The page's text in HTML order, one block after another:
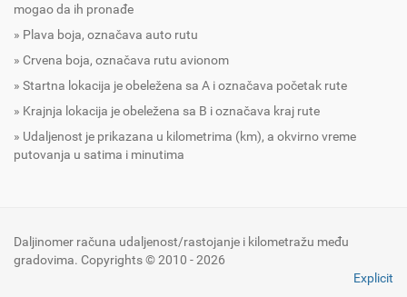
mogao da ih pronađe
Plava boja, označava auto rutu
Crvena boja, označava rutu avionom
Startna lokacija je obeležena sa A i označava početak rute
Krajnja lokacija je obeležena sa B i označava kraj rute
Udaljenost je prikazana u kilometrima (km), a okvirno vreme
putovanja u satima i minutima
Daljinomer računa udaljenost/rastojanje i kilometražu među
gradovima. Copyrights © 2010 - 2026
Explicit